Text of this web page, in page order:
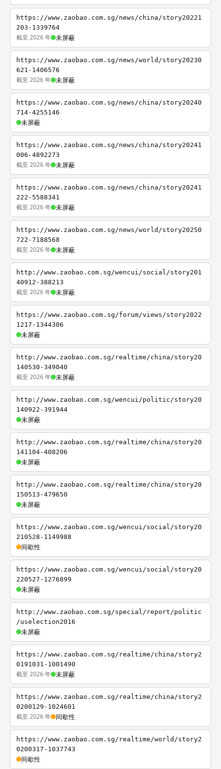
https://www.zaobao.com.sg/news/china/story20221
203-1339764
截至 2026 年 未屏蔽
https://www.zaobao.com.sg/news/world/story20230
621-1406576
截至 2026 年 未屏蔽
https://www.zaobao.com.sg/news/china/story20240
714-4255146
未屏蔽
https://www.zaobao.com.sg/news/china/story20241
006-4892273
截至 2026 年 未屏蔽
https://www.zaobao.com.sg/news/china/story20241
222-5588341
截至 2026 年 未屏蔽
https://www.zaobao.com.sg/news/world/story20250
722-7188568
截至 2026 年 未屏蔽
http://www.zaobao.com.sg/wencui/social/story201
40912-388213
截至 2026 年 未屏蔽
https://www.zaobao.com.sg/forum/views/story2022
1217-1344306
未屏蔽
http://www.zaobao.com.sg/realtime/china/story20
140530-349040
截至 2026 年 未屏蔽
http://www.zaobao.com.sg/wencui/politic/story20
140922-391944
未屏蔽
http://www.zaobao.com.sg/realtime/china/story20
141104-408206
未屏蔽
http://www.zaobao.com.sg/realtime/china/story20
150513-479650
未屏蔽
https://www.zaobao.com.sg/wencui/social/story20
210528-1149988
间歇性
https://www.zaobao.com.sg/wencui/social/story20
220527-1276899
未屏蔽
http://www.zaobao.com.sg/special/report/politic
/uselection2016
未屏蔽
https://www.zaobao.com.sg/realtime/china/story2
0191031-1001490
截至 2026 年 未屏蔽
https://www.zaobao.com.sg/realtime/china/story2
0200129-1024601
截至 2026 年 间歇性
https://www.zaobao.com.sg/realtime/world/story2
0200317-1037743
间歇性